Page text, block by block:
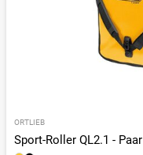
ORTLIEB
Sport-Roller QL2.1 - Paar